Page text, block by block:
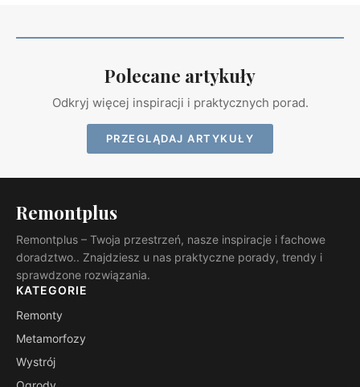
Polecane artykuły
Odkryj więcej inspiracji i praktycznych porad.
PRZEGLĄDAJ ARTYKUŁY
Remontplus
Remontplus – Twoja przestrzeń, nasze inspiracje i fachowe
doradztwo.. Znajdziesz u nas praktyczne porady, trendy i
sprawdzone rozwiązania.
KATEGORIE
Remonty
Metamorfozy
Wystrój